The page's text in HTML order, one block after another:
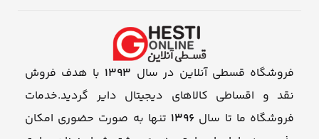
فروشگاه قسطی آنلاین در سال 1393 با هدف فروش
نقد و اقساطی کالاهای دیجیتال دایر گردید.خدمات
فروشگاه ما تا سال 1396 تنها به صورت حضوری امکان